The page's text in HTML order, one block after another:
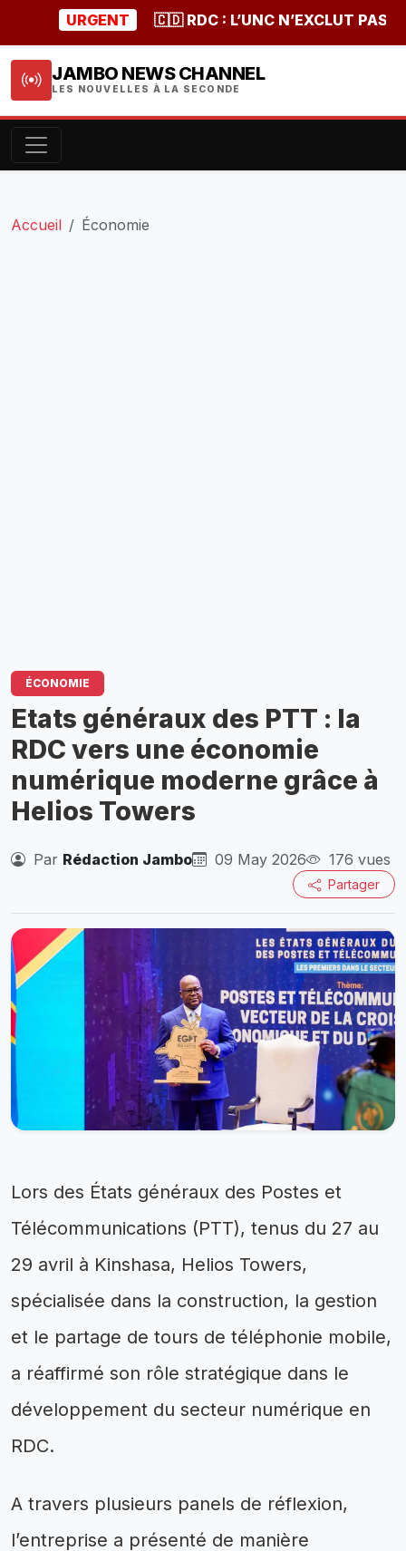
URGENT 🇨🇩 RDC : L’UNC N’EXCLUT PAS UNE
JAMBO NEWS CHANNEL
LES NOUVELLES À LA SECONDE
Accueil Économie
ÉCONOMIE
Etats généraux des PTT : la
RDC vers une économie
numérique moderne grâce à
Helios Towers
Par Rédaction Jambo 09 May 2026 176 vues
Partager
Lors des États généraux des Postes et
Télécommunications (PTT), tenus du 27 au
29 avril à Kinshasa, Helios Towers,
spécialisée dans la construction, la gestion
et le partage de tours de téléphonie mobile,
a réaffirmé son rôle stratégique dans le
développement du secteur numérique en
RDC.
A travers plusieurs panels de réflexion,
l’entreprise a présenté de manière